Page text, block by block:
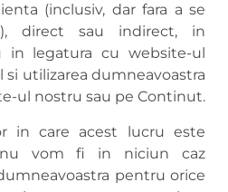
(inclusiv, dar fara a se
direct sau indirect, in
in legatura cu website-ul
utilizarea dumneavoastra
ul nostru sau pe Continut.
in care acest lucru este
vom fi in niciun caz
pentru orice